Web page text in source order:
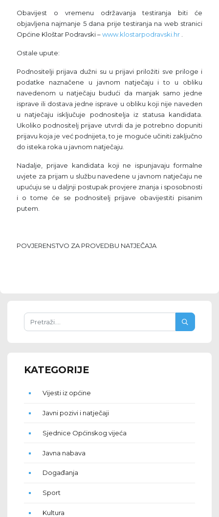
Obavijest o vremenu održavanja testiranja biti će
objavljena najmanje 5 dana prije testiranja na web stranici
Općine Kloštar Podravski –www.klostarpodravski.hr.
Ostale upute:
Podnositelji prijava dužni su u prijavi priložiti sve priloge i
podatke naznačene u javnom natječaju i to u obliku
navedenom u natječaju budući da manjak samo jedne
isprave ili dostava jedne isprave u obliku koji nije naveden
u natječaju isključuje podnositelja iz statusa kandidata.
Ukoliko podnositelj prijave utvrdi da je potrebno dopuniti
prijavu koja je već podnijeta, to je moguće učiniti zaključno
do isteka roka u javnom natječaju.
Nadalje, prijave kandidata koji ne ispunjavaju formalne
uvjete za prijam u službu navedene u javnom natječaju ne
upućuju se u daljnji postupak provjere znanja i sposobnosti
i o tome će se podnositelj prijave obavijestiti pisanim
putem.
POVJERENSTVO ZA PROVEDBU NATJEČAJA
KATEGORIJE
Vijesti iz općine
Javni pozivi i natječaji
Sjednice Općinskog vijeća
Javna nabava
Događanja
Sport
Kultura